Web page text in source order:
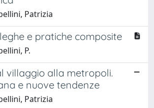
Patrizia
e pratiche composite
P.
villaggio alla metropoli.
e nuove tendenze
Patrizia